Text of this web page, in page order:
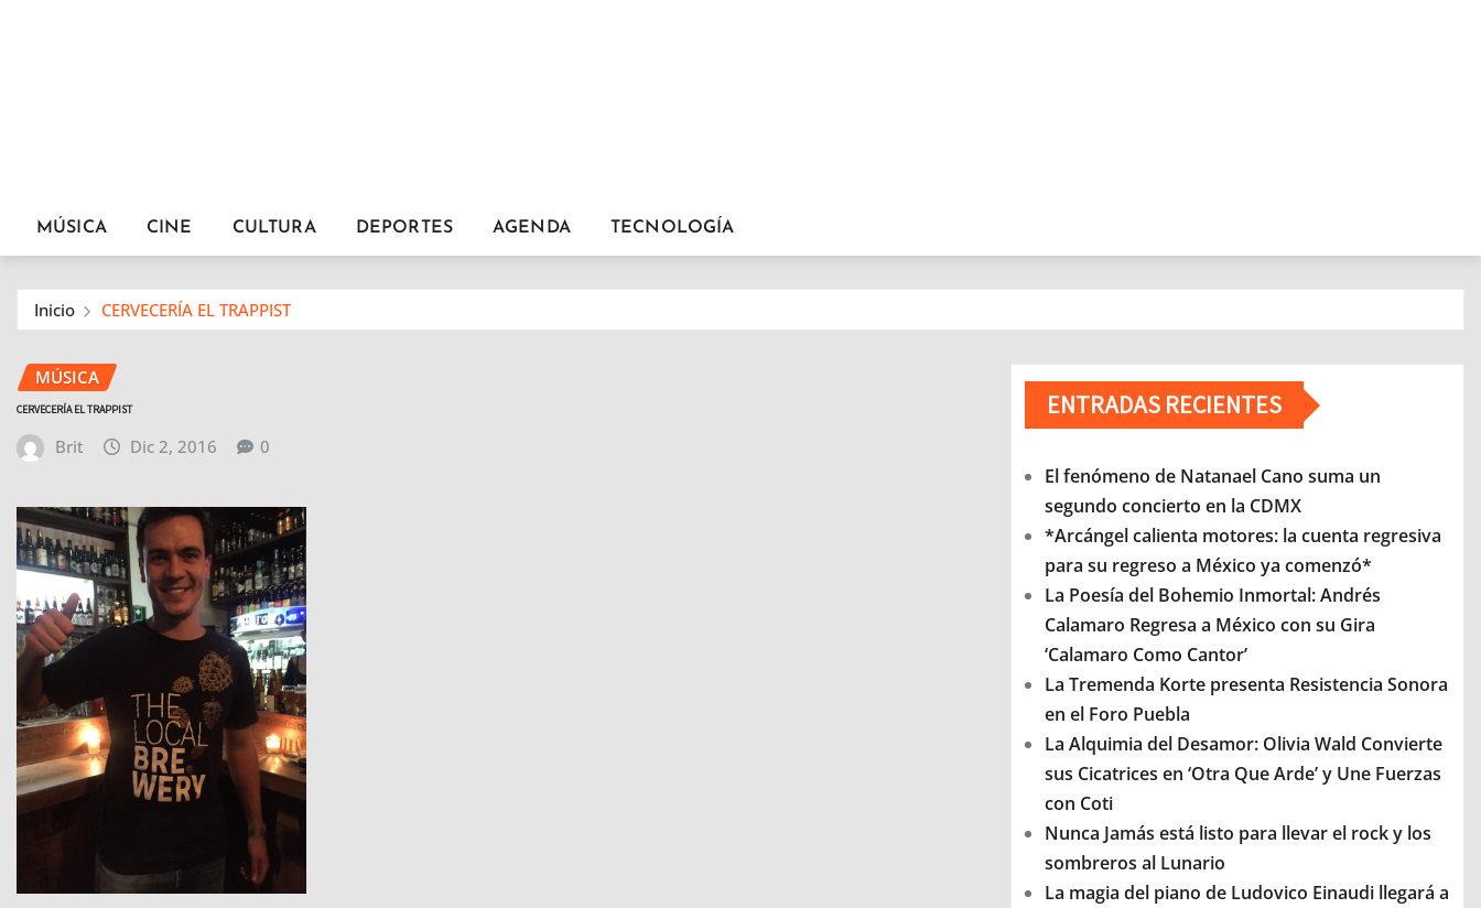
MÚSICA CINE CULTURA DEPORTES AGENDA TECNOLOGÍA
Inicio CERVECERÍA EL TRAPPIST
MÚSICA
CERVECERÍA EL TRAPPIST
Brit Dic 2, 2016 0
ENTRADAS RECIENTES
El fenómeno de Natanael Cano suma un
segundo concierto en la CDMX
*Arcángel calienta motores: la cuenta regresiva
para su regreso a México ya comenzó*
La Poesía del Bohemio Inmortal: Andrés
Calamaro Regresa a México con su Gira
‘Calamaro Como Cantor’
La Tremenda Korte presenta Resistencia Sonora
en el Foro Puebla
La Alquimia del Desamor: Olivia Wald Convierte
sus Cicatrices en ‘Otra Que Arde’ y Une Fuerzas
con Coti
Nunca Jamás está listo para llevar el rock y los
sombreros al Lunario
La magia del piano de Ludovico Einaudi llegará a